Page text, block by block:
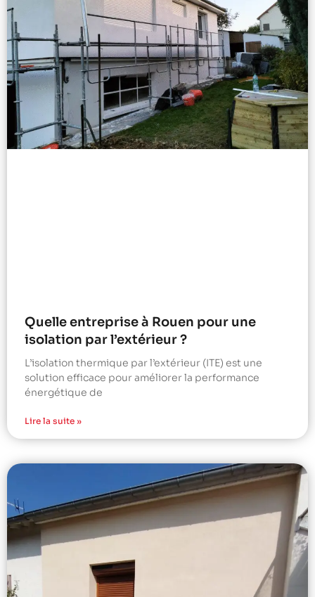
Quelle entreprise à Rouen pour une
isolation par l’extérieur ?
L’isolation thermique par l’extérieur (ITE) est une
solution efficace pour améliorer la performance
énergétique de
Lire la suite »